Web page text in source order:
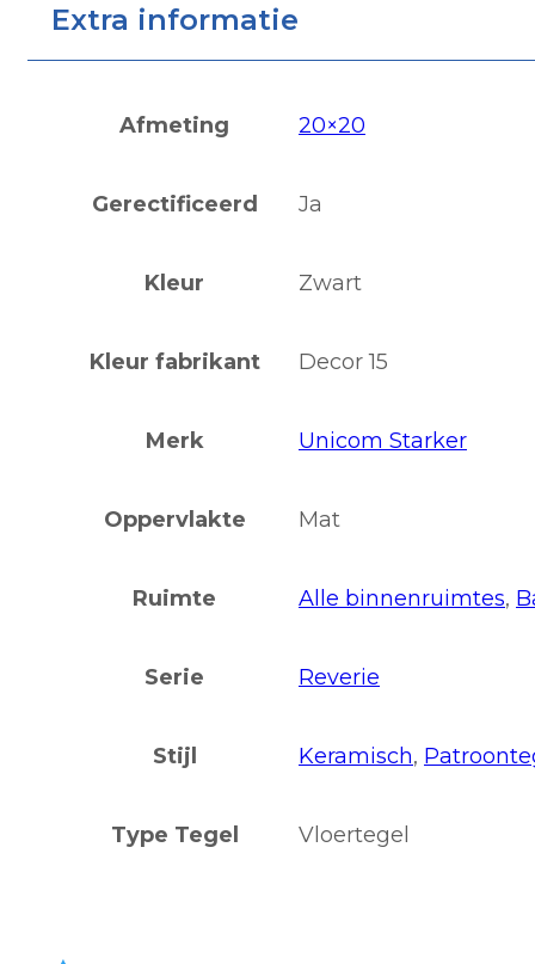
Extra informatie
Afmeting 20×20
Gerectificeerd Ja
Kleur Zwart
Kleur fabrikant Decor 15
Merk Unicom Starker
Oppervlakte Mat
Ruimte Alle binnenruimtes,
Serie Reverie
Stijl Keramisch,
Type Tegel Vloertegel